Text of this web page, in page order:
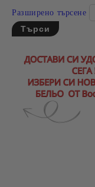
Разширено търсене